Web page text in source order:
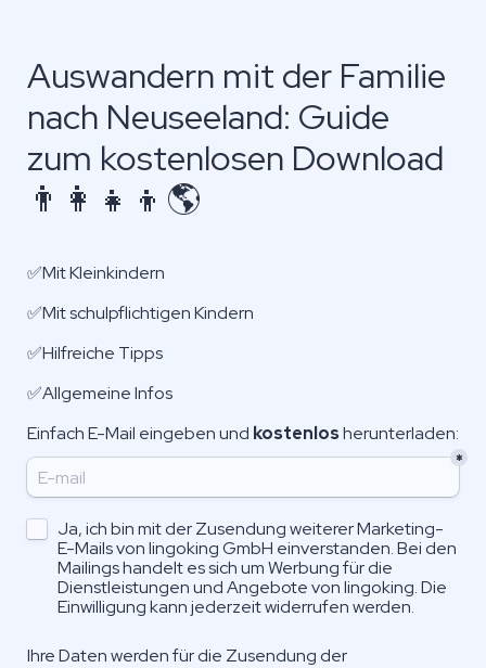
Auswandern mit der Familie
nach Neuseeland: Guide
zum kostenlosen Download
👨‍👩‍👧‍👦🌎
✅Mit Kleinkindern
✅Mit schulpflichtigen Kindern
✅Hilfreiche Tipps
✅Allgemeine Infos
Einfach E-Mail eingeben und kostenlos herunterladen:
*
Untitled checkboxes field
Ja, ich bin mit der Zusendung weiterer Marketing-
E-Mails von lingoking GmbH einverstanden. Bei den
Mailings handelt es sich um Werbung für die
Dienstleistungen und Angebote von lingoking. Die
Einwilligung kann jederzeit widerrufen werden.
Ihre Daten werden für die Zusendung der